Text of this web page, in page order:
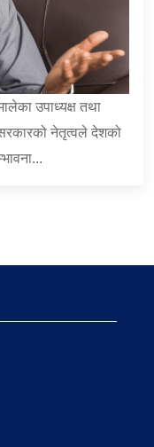
उपाध्यक्ष तथा
सरकारको नेतृत्वले देशको